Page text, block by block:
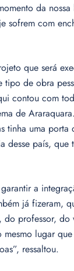
da
sofrem com
que será
de obra
contou com
de
tinha uma
país, que
a
já fizeram,
professor, do
lugar
ressaltou.